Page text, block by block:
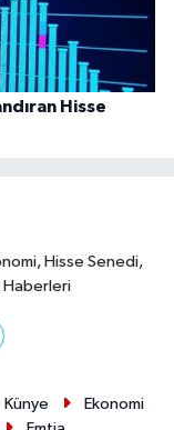
Hisse
Hisse Senedi,
Haberleri
Künye
Ekonomi